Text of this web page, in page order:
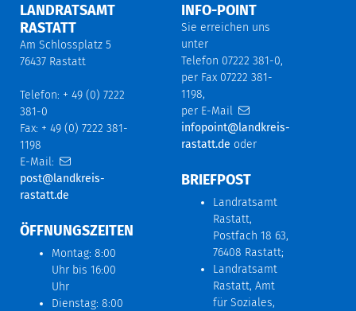
LANDRATSAMT
RASTATT
Am Schlossplatz 5
76437 Rastatt
Telefon: + 49 (0) 7222
381-0
Fax: + 49 (0) 7222 381-
1198
E-Mail:
post@landkreis-
rastatt.de
ÖFFNUNGSZEITEN
Montag: 8:00
Uhr bis 16:00
Uhr
Dienstag: 8:00
INFO-POINT
Sie erreichen uns
unter
Telefon 07222 381-0,
per Fax 07222 381-
1198,
per E-Mail
infopoint@landkreis-
rastatt.de oder
BRIEFPOST
Landratsamt
Rastatt,
Postfach 18 63,
76408 Rastatt;
Landratsamt
Rastatt, Amt
für Soziales,